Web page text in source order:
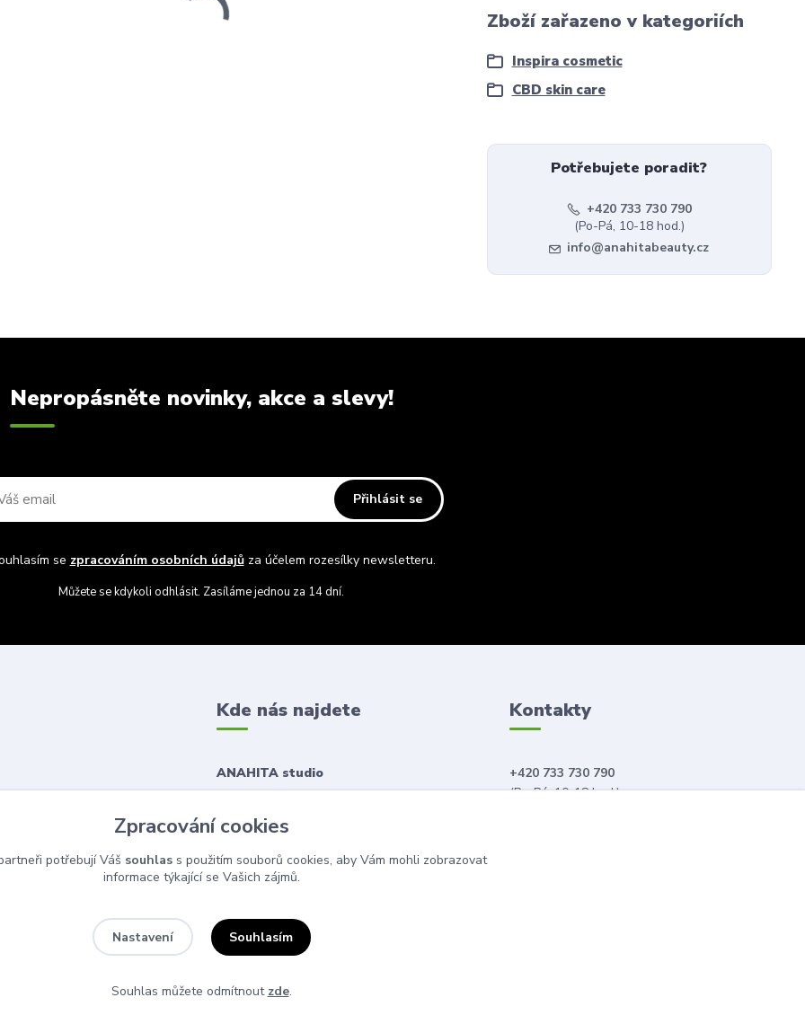
Zboží zařazeno v kategoriích
Inspira cosmetic
CBD skin care
Potřebujete poradit?
+420 733 730 790
(Po-Pá, 10-18 hod.)
info@anahitabeauty.cz
Nepropásněte novinky, akce a slevy!
Přihlásit se
se zpracováním osobních údajůza účelem rozesílky newsletteru.
Můžete se kdykoli odhlásit. Zasíláme jednou za 14 dní.
Kde nás najdete
ANAHITA studio
Kontakty
+420 733 730 790
(Po-Pá, 10-18 hod.)
Zpracování cookies
potřebují Váš souhlass použitím souborů cookies, aby Vám mohli zobrazovat
informace týkající se Vašich zájmů.
Nastavení Souhlasím
Souhlas můžete odmítnout zde.